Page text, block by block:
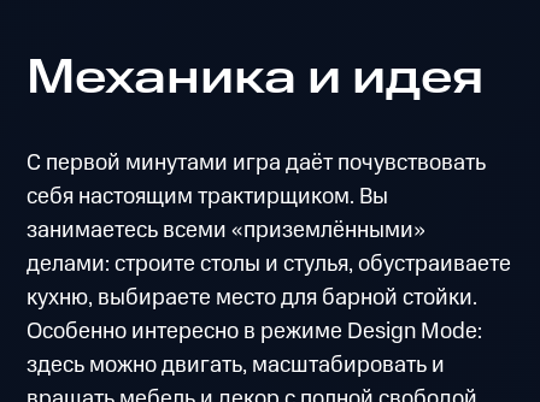
Механика и идея
С первой минутами игра даёт почувствовать
себя настоящим трактирщиком. Вы
занимаетесь всеми «приземлёнными»
делами: строите столы и стулья, обустраиваете
кухню, выбираете место для барной стойки.
Особенно интересно в режиме Design Mode:
здесь можно двигать, масштабировать и